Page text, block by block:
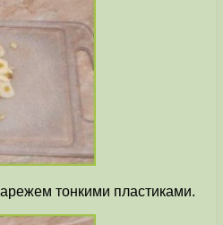
тонкими пластиками.